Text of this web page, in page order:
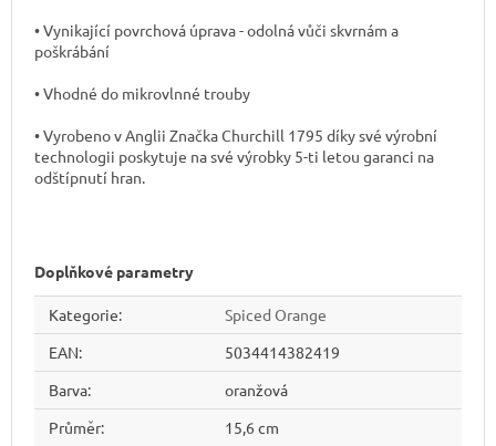
• Vynikající povrchová úprava - odolná vůči skvrnám a
poškrábání
• Vhodné do mikrovlnné trouby
• Vyrobeno v Anglii Značka Churchill 1795 díky své výrobní
technologii poskytuje na své výrobky 5-ti letou garanci na
odštípnutí hran.
Doplňkové parametry
Kategorie:
Spiced Orange
EAN:
5034414382419
Barva:
oranžová
Průměr:
15,6 cm